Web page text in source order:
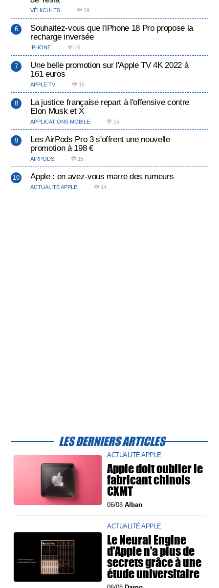
VÉHICULES 💬 19
Souhaitez-vous que l'iPhone 18 Pro propose la
recharge inversée
IPHONE 💬 16
Une belle promotion sur l'Apple TV 4K 2022 à
161 euros
APPLE TV 💬 15
La justice française repart à l'offensive contre
Elon Musk et X
APPLICATIONS MOBILE 💬 15
Les AirPods Pro 3 s'offrent une nouvelle
promotion à 198 €
AIRPODS 💬 15
Apple : en avez-vous marre des rumeurs
ACTUALITÉ APPLE 💬 14
LES DERNIERS ARTICLES
ACTUALITÉ APPLE
Apple doit oublier le
fabricant chinois
CXMT
06/08Alban
ACTUALITÉ APPLE
Le Neural Engine
d'Apple n'a plus de
secrets grâce à une
étude universitaire